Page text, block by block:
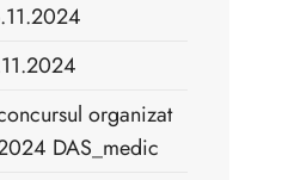
organizat
DAS_medic